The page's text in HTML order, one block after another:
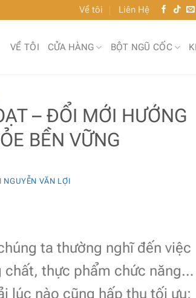
Về tôi Liên Hệ
VỀ TÔI CỬA HÀNG BỘT NGŨ CỐC
– ĐỔI MỚI HƯỚNG
BỀN VỮNG
NGUYỄN VĂN LỢI
ta thường nghĩ đến việc
chất, thực phẩm chức năng…
lúc nào cũng hấp thu tối ưu;